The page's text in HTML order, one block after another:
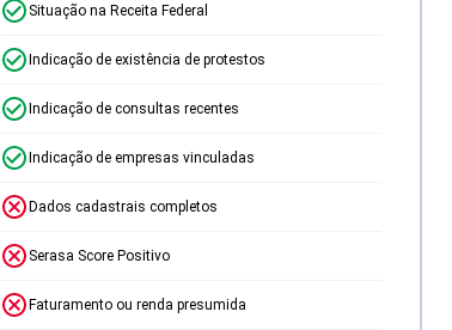
Situação na Receita Federal
Indicação de existência de protestos
Indicação de consultas recentes
Indicação de empresas vinculadas
Dados cadastrais completos
Serasa Score Positivo
Faturamento ou renda presumida